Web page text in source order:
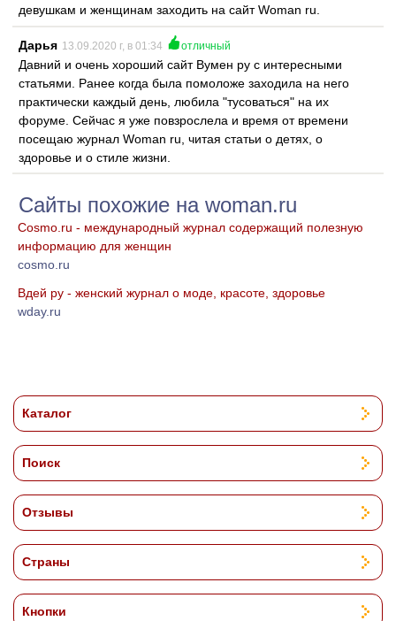
девушкам и женщинам заходить на сайт Woman ru.
Дарья 13.09.2020 г, в 01:34 отличный
Давний и очень хороший сайт Вумен ру с интересными
статьями. Ранее когда была помоложе заходила на него
практически каждый день, любила "тусоваться" на их
форуме. Сейчас я уже повзрослела и время от времени
посещаю журнал Woman ru, читая статьи о детях, о
здоровье и о стиле жизни.
Сайты похожие на woman.ru
Cosmo.ru - международный журнал содержащий полезную
информацию для женщин
cosmo.ru
Вдей ру - женский журнал о моде, красоте, здоровье
wday.ru
Каталог
Поиск
Отзывы
Страны
Кнопки